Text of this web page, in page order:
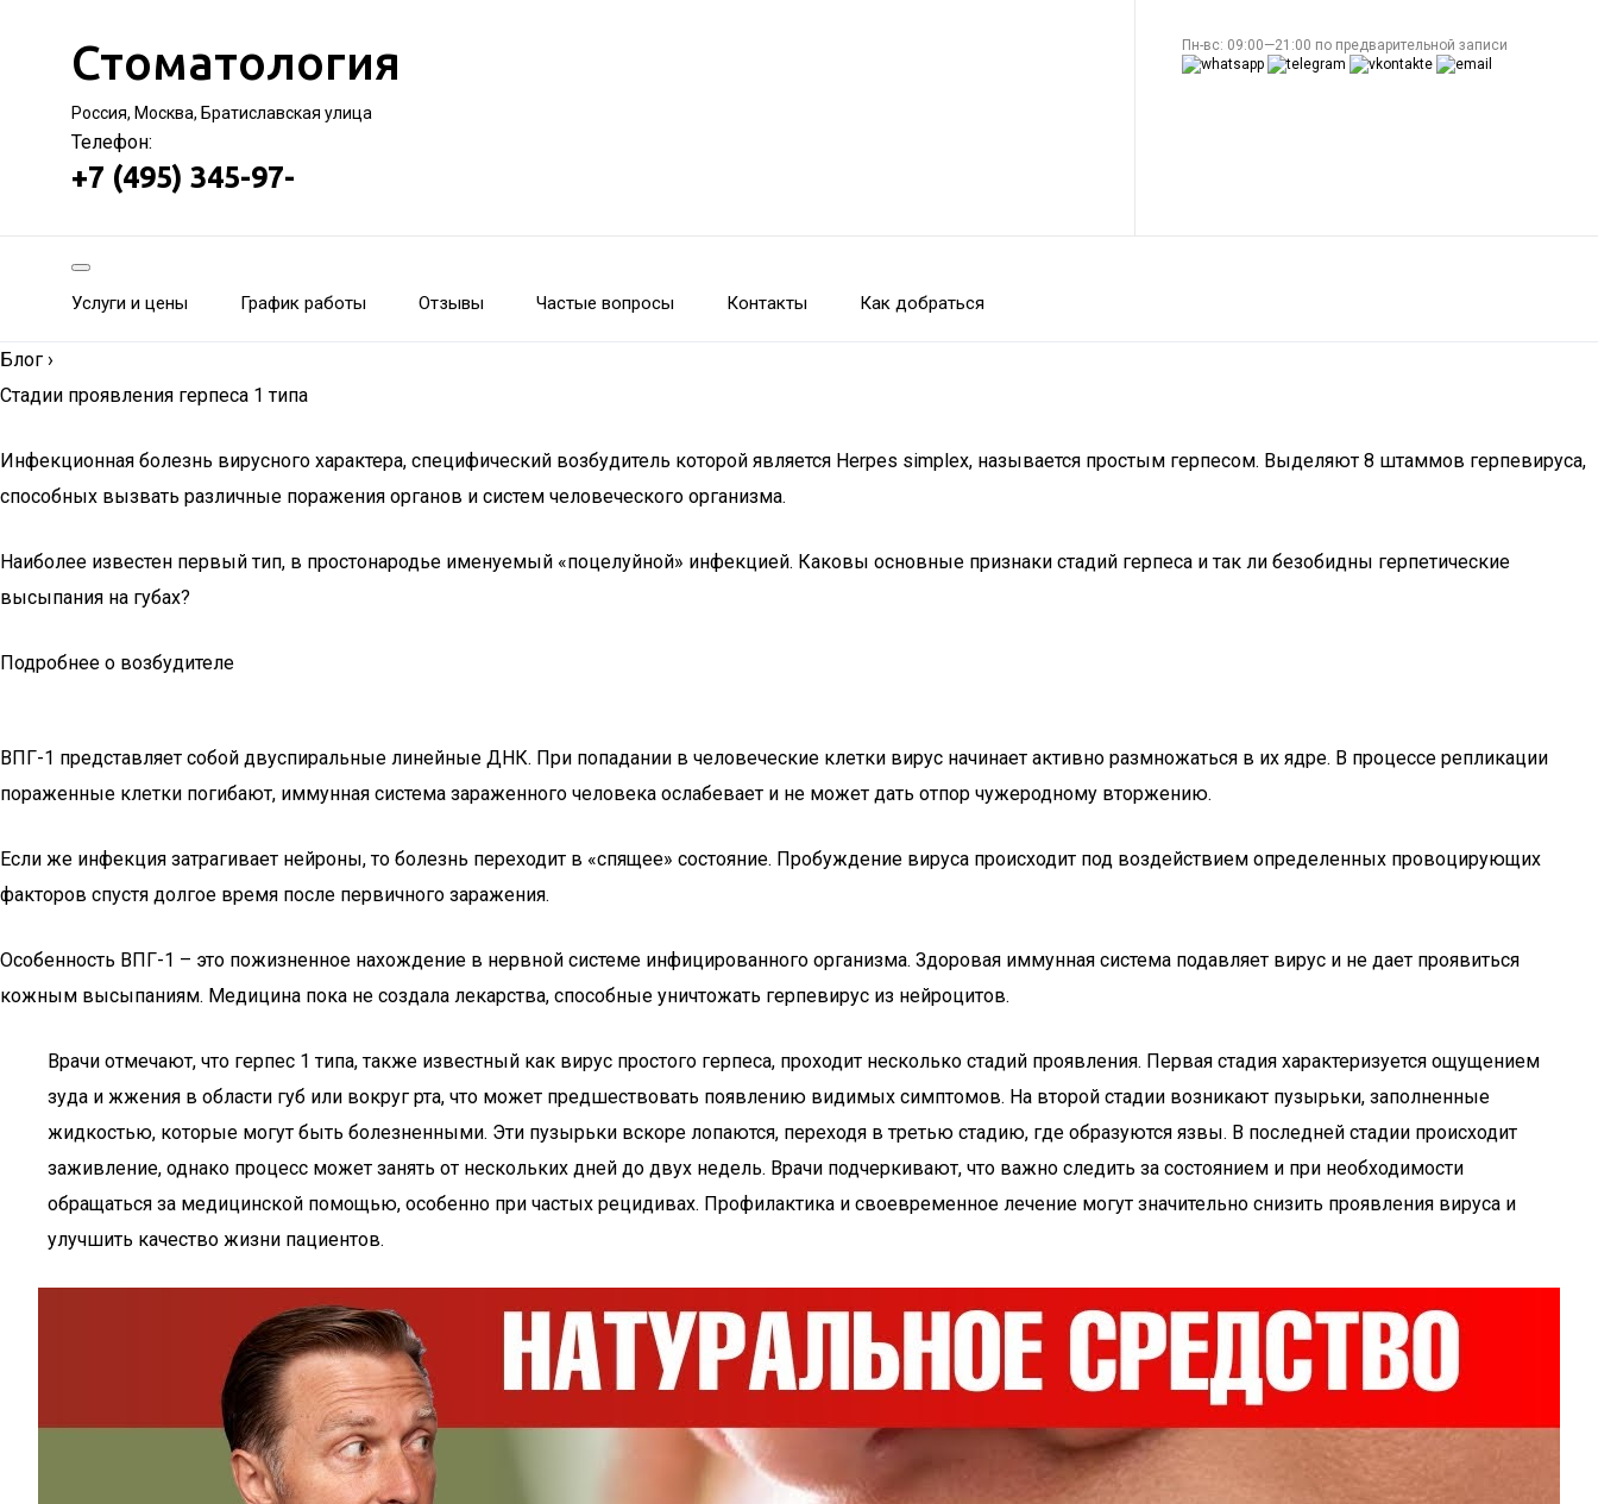
Стоматология
Россия, Москва, Братиславская улица
Телефон:
+7 (495) 345-97-
Пн-вс: 09:00—21:00 по предварительной записи
Услуги и цены График работы Отзывы Частые вопросы Контакты Как добраться
Блог ›
Стадии проявления герпеса 1 типа
Инфекционная болезнь вирусного характера, специфический возбудитель которой является Herpes simplex, называется простым герпесом. Выделяют 8 штаммов герпевируса,
способных вызвать различные поражения органов и систем человеческого организма.
Наиболее известен первый тип, в простонародье именуемый «поцелуйной» инфекцией. Каковы основные признаки стадий герпеса и так ли безобидны герпетические
высыпания на губах?
Подробнее о возбудителе
ВПГ-1 представляет собой двуспиральные линейные ДНК. При попадании в человеческие клетки вирус начинает активно размножаться в их ядре. В процессе репликации
пораженные клетки погибают, иммунная система зараженного человека ослабевает и не может дать отпор чужеродному вторжению.
Если же инфекция затрагивает нейроны, то болезнь переходит в «спящее» состояние. Пробуждение вируса происходит под воздействием определенных провоцирующих
факторов спустя долгое время после первичного заражения.
Особенность ВПГ-1 – это пожизненное нахождение в нервной системе инфицированного организма. Здоровая иммунная система подавляет вирус и не дает проявиться
кожным высыпаниям. Медицина пока не создала лекарства, способные уничтожать герпевирус из нейроцитов.
Врачи отмечают, что герпес 1 типа, также известный как вирус простого герпеса, проходит несколько стадий проявления. Первая стадия характеризуется ощущением
зуда и жжения в области губ или вокруг рта, что может предшествовать появлению видимых симптомов. На второй стадии возникают пузырьки, заполненные
жидкостью, которые могут быть болезненными. Эти пузырьки вскоре лопаются, переходя в третью стадию, где образуются язвы. В последней стадии происходит
заживление, однако процесс может занять от нескольких дней до двух недель. Врачи подчеркивают, что важно следить за состоянием и при необходимости
обращаться за медицинской помощью, особенно при частых рецидивах. Профилактика и своевременное лечение могут значительно снизить проявления вируса и
улучшить качество жизни пациентов.